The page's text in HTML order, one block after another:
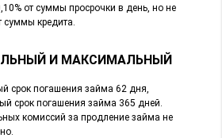
от суммы просрочки в день, но не
суммы кредита.
И МАКСИМАЛЬНЫЙ
срок погашения займа 62 дня,
срок погашения займа 365 дней.
комиссий за продление займа не